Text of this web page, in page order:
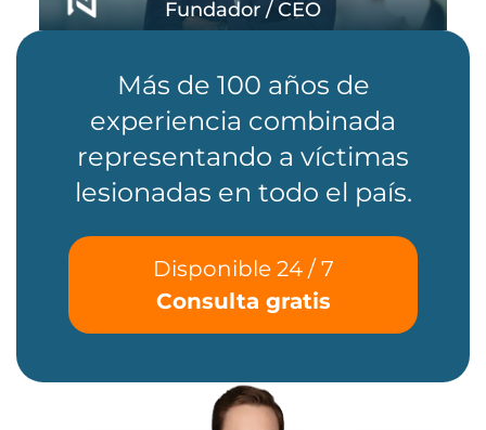
Fundador / CEO
Más de 100 años de
experiencia combinada
representando a víctimas
lesionadas en todo el país.
Disponible 24 / 7
Consulta gratis